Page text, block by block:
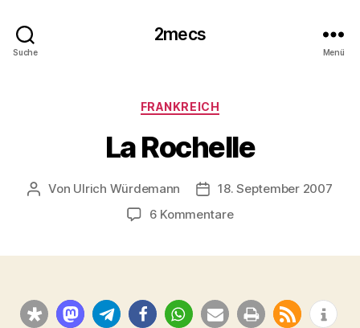
Suche
2mecs
Menü
Kategorien
FRANKREICH
La Rochelle
Beitragsautor
Von Ulrich Würdemann Beitragsdatum
18. September 2007
6 Kommentarezu